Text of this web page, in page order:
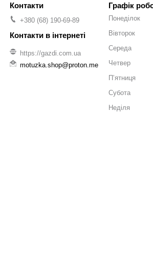
+380 (68) 190-69-89
https://gazdi.com.ua
motuzka.shop@proton.me
Графік
Понеділок
Вівторок
Середа
Четвер
Пʼятниця
Субота
Неділя